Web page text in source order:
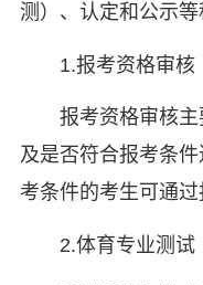
测）、认定和公示等
1.报考资格审核
报考资格审核
及是否符合报考条
考条件的考生可通过
2.体育专业测试